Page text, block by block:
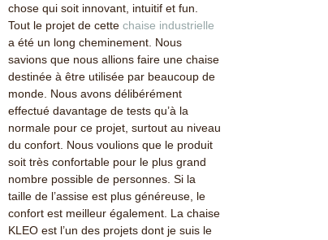
chose qui soit innovant, intuitif et fun.
Tout le projet de cettechaise industrielle
a été un long cheminement. Nous
savions que nous allions faire une chaise
destinée à être utilisée par beaucoup de
monde. Nous avons délibérément
effectué davantage de tests qu’à la
normale pour ce projet, surtout au niveau
du confort. Nous voulions que le produit
soit très confortable pour le plus grand
nombre possible de personnes. Si la
taille de l’assise est plus généreuse, le
confort est meilleur également. La chaise
KLEO est l’un des projets dont je suis le